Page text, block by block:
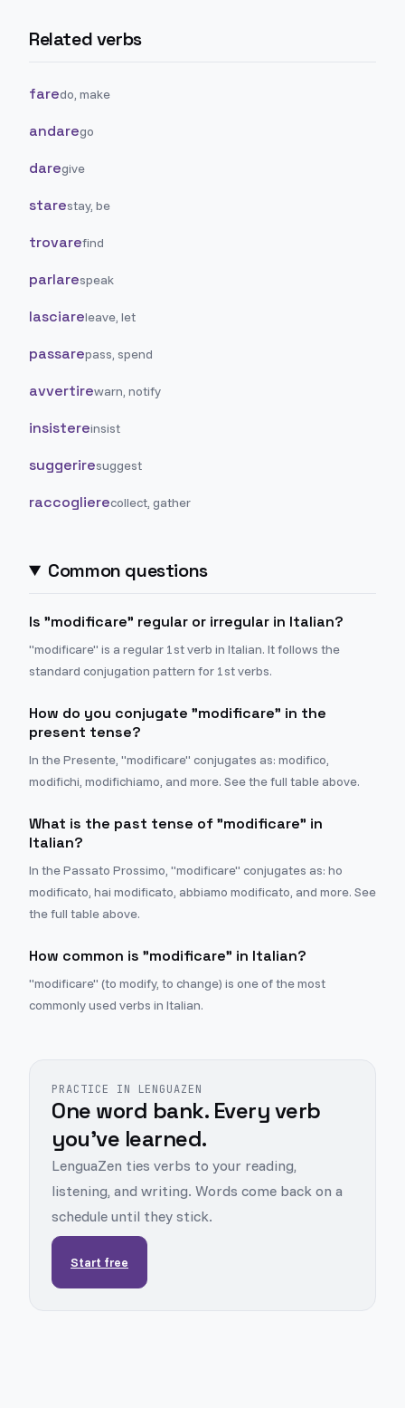
Related verbs
faredo, make
andarego
daregive
starestay, be
trovarefind
parlarespeak
lasciareleave, let
passarepass, spend
avvertirewarn, notify
insistereinsist
suggeriresuggest
raccoglierecollect, gather
Common questions
Is "modificare" regular or irregular in Italian?
"modificare" is a regular 1st verb in Italian. It follows the
standard conjugation pattern for 1st verbs.
How do you conjugate "modificare" in the
present tense?
In the Presente, "modificare" conjugates as: modifico,
modifichi, modifichiamo, and more. See the full table above.
What is the past tense of "modificare" in
Italian?
In the Passato Prossimo, "modificare" conjugates as: ho
modificato, hai modificato, abbiamo modificato, and more. See
the full table above.
How common is "modificare" in Italian?
"modificare" (to modify, to change) is one of the most
commonly used verbs in Italian.
PRACTICE IN LENGUAZEN
One word bank. Every verb
you've learned.
LenguaZen ties verbs to your reading,
listening, and writing. Words come back on a
schedule until they stick.
Start free